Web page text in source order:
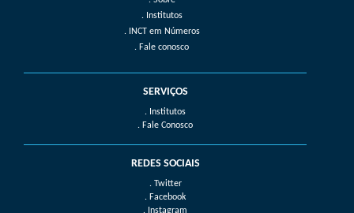
Institutos
INCT em Números
Fale conosco
SERVIÇOS
. Institutos
. Fale Conosco
REDES SOCIAIS
. Twitter
. Facebook
. Instagram